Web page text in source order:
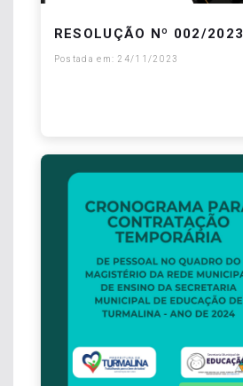
RESOLUÇÃO Nº 002/2023
Postada em: 24/11/2023